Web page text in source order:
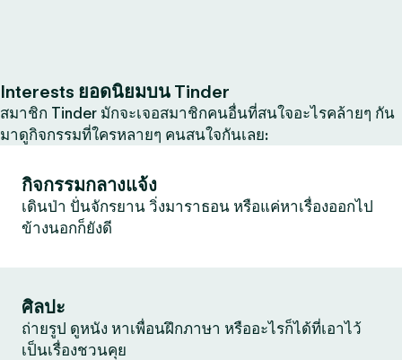
Interests ยอดนิยมบน Tinder
สมาชิก Tinder มักจะเจอสมาชิกคนอื่นที่สนใจอะไรคล้ายๆ กัน
มาดูกิจกรรมที่ใครหลายๆ คนสนใจกันเลย:
กิจกรรมกลางแจ้ง
เดินป่า ปั่นจักรยาน วิ่งมาราธอน หรือแค่หาเรื่องออกไป
ข้างนอกก็ยังดี
ศิลปะ
ถ่ายรูป ดูหนัง หาเพื่อนฝึกภาษา หรืออะไรก็ได้ที่เอาไว้
เป็นเรื่องชวนคุย